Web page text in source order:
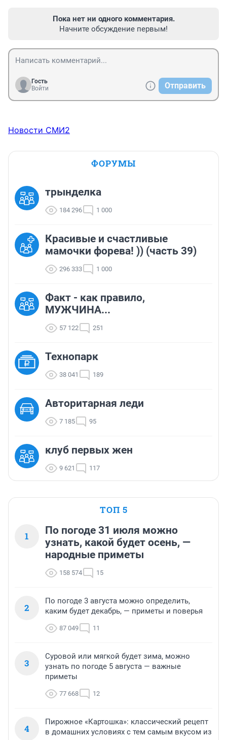
Пока нет ни одного комментария.
Начните обсуждение первым!
Гость
Войти
Отправить
Новости СМИ2
ФОРУМЫ
трынделка
184 296 1 000
Красивые и счастливые
мамочки форева! )) (часть 39)
296 333 1 000
Факт - как правило,
МУЖЧИНА...
57 122 251
Технопарк
38 041 189
Авторитарная леди
7 185 95
клуб первых жен
9 621 117
ТОП 5
1
По погоде 31 июля можно
узнать, какой будет осень, —
народные приметы
158 574 15
2
По погоде 3 августа можно определить,
каким будет декабрь, — приметы и поверья
87 049 11
3
Суровой или мягкой будет зима, можно
узнать по погоде 5 августа — важные
приметы
77 668 12
4
Пирожное «Картошка»: классический рецепт
в домашних условиях с тем самым вкусом из